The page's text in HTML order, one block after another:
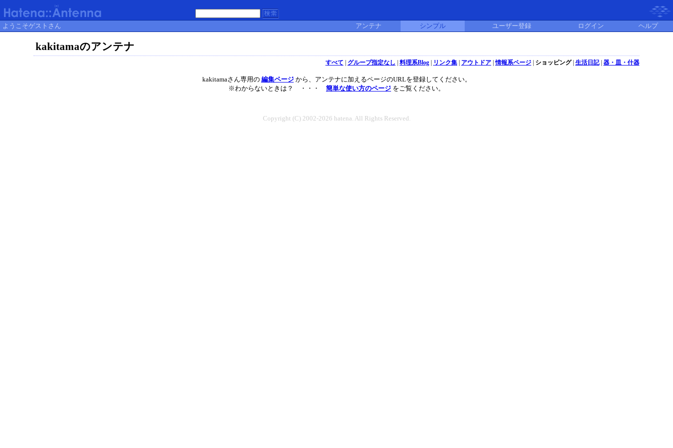
ようこそゲストさん アンテナ シンプル ユーザー登録 ログイン ヘルプ
kakitamaのアンテナ
すべて グループ指定なし 料理系Blog| リンク集| アウトドア|情報系ページ| ショッピング| 生活日記| 器・皿・什器
kakitamaさん専用の 編集ページから、アンテナに加えるページのURLを登録してください。
※わからないときは？ ・・・ 簡単な使い方のページ をご覧ください。
Copyright (C) 2002-2026 hatena. All Rights Reserved.